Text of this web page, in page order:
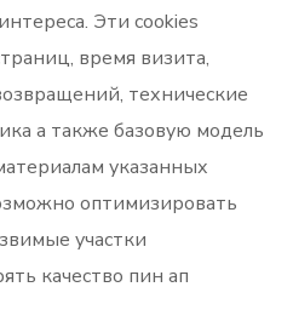
Эти cookies
время визита,
технические
а также базовую модель
указанных
оптимизировать
участки
качество пин ап